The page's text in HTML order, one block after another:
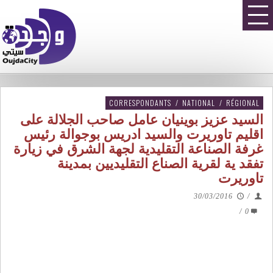
CORRESPONDANTS / NATIONAL / RÉGIONAL
السيد عزيز بوينيان عامل صاحب الجلالة على
اقليم تاوريرت والسيد ادريس بوجوالة رئيس
غرفة الصناعة التقليدية لجهة الشرق في زيارة
تفقد ية لقرية الصناع التقليديين بمدينة
تاوريرت
/
30/03/2016
0
/